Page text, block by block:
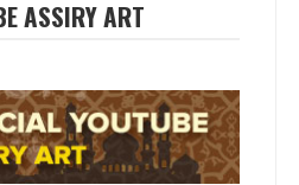
ASSIRY ART